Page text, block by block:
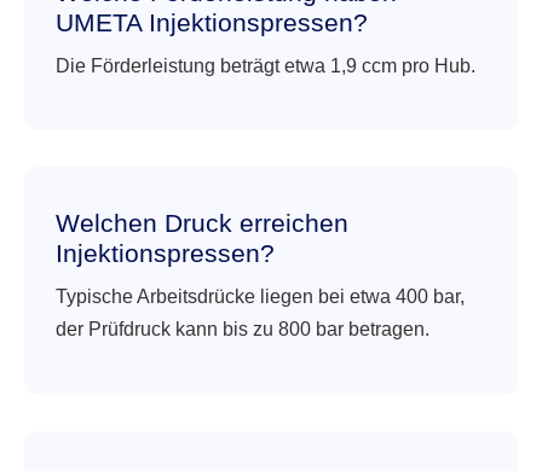
UMETA Injektionspressen?
Die Förderleistung beträgt etwa 1,9 ccm pro Hub.
Welchen Druck erreichen
Injektionspressen?
Typische Arbeitsdrücke liegen bei etwa 400 bar,
der Prüfdruck kann bis zu 800 bar betragen.